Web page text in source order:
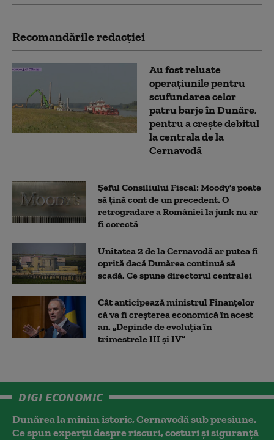
Recomandările redacţiei
Au fost reluate
operațiunile pentru
scufundarea celor
patru barje în Dunăre,
pentru a crește debitul
la centrala de la
Cernavodă
Șeful Consiliului Fiscal: Moody's poate
să țină cont de un precedent. O
retrogradare a României la junk nu ar
fi corectă
Unitatea 2 de la Cernavodă ar putea fi
oprită dacă Dunărea continuă să
scadă. Ce spune directorul centralei
Cât anticipează ministrul Finanțelor
că va fi creşterea economică în acest
an. „Depinde de evoluţia în
trimestrele III şi IV”
DIGI ECONOMIC
Dunărea la minim istoric, Cernavodă sub presiune.
Ce spun experții despre riscuri, costuri și siguranță